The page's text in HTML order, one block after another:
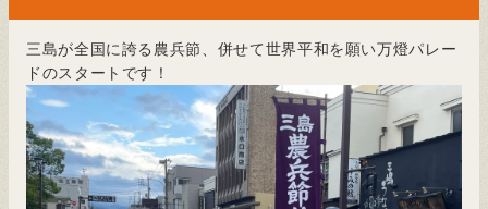
三島が全国に誇る農兵節、併せて世界平和を願い万燈パレー
ドのスタートです！